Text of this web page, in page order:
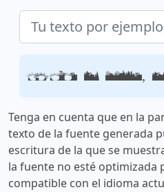
Tu texto por ejemplo,
Tenga en cuenta que en la
texto de la fuente generada
escritura de la que se
la fuente no esté optimizada
compatible con el idioma